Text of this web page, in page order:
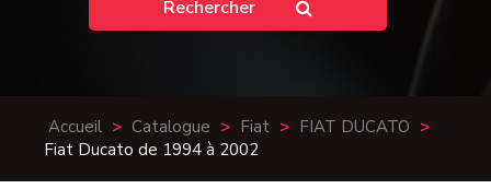
Accueil > Catalogue > Fiat > FIAT DUCATO >
Fiat Ducato de 1994 à 2002